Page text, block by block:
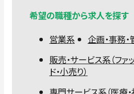
希望の職種から求人を探す
営業系
企画・事務
販売・サービス系（ファ
ド・小売り）